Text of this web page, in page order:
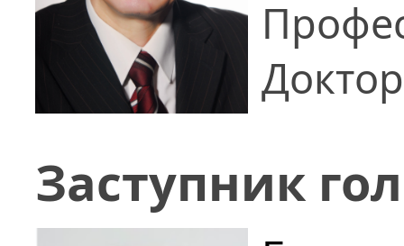
Доктор
Заступник